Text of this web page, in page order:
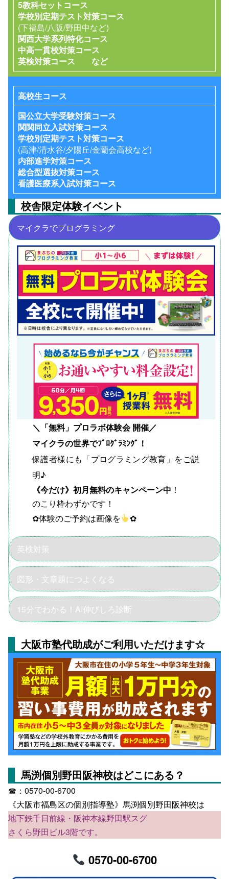
5教科セットコース
学校別定期テスト対策コース
(下福島/八阪/野田中など)
関西大学系列特化コース
中高一貫校対策コース
英検対策コース など
高校生コース
国公立大学受験対策コース
関関同立入試対策コース
学校別定期テスト対策コース
(高津/清水谷/夕陽丘/金蘭会高校など)
内部進学対策コース
総合型選抜対策コース
看護医療系入試対策コース
校舎限定体験イベント
マイクラでプログラミング
＼「無料」プロラボ体験会 開催／
マイクラの世界でﾌﾟﾛｸﾞﾗﾐﾝｸﾞ！
保護者様にも「プログラミング教育」をご説
明♪
《今だけ》初月無料のキャンペーン中 ！
のこり枠わずかです！
✿体験のご予約は画像を
✿
英検対策
図形・文章題につよくなる
15分でわかる！AI伸びしろ診断
大阪市塾代助成がご利用いただけます☆
馬渕個別野田阪神校はどこにある？
☎：0570-00-6700
《大阪市福島区の個別指導塾》馬渕個別野田阪神校は
地下鉄千日前線・阪神本線野田駅スグ
さくら野田ビル3階です。
0570-00-6700